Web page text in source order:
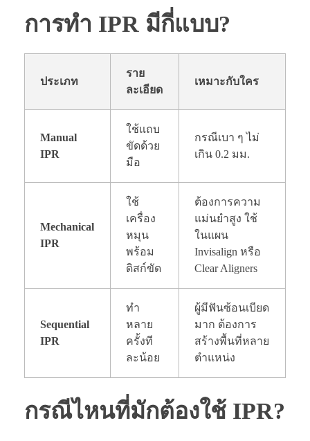
การทำ IPR มีกี่แบบ?
ประเภท
ราย
ละเอียด
เหมาะกับใคร
Manual
IPR
ใช้แถบ
ขัดด้วย
มือ
กรณีเบา ๆ ไม่
เกิน 0.2 มม.
Mechanical
IPR
ใช้
เครื่อง
หมุน
พร้อม
ดิสก์ขัด
ต้องการความ
แม่นยำสูง ใช้
ในแผน
Invisalign หรือ
Clear Aligners
Sequential
IPR
ทำ
หลาย
ครั้งที
ละน้อย
ผู้มีฟันซ้อนเบียด
มาก ต้องการ
สร้างพื้นที่หลาย
ตำแหน่ง
กรณีไหนที่มักต้องใช้ IPR?